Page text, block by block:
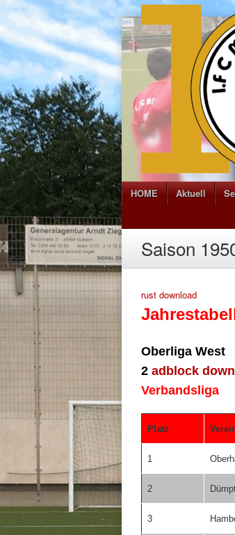
HOME Aktuell
Saison
rust download
Oberliga West
2 adblock
Verbandsliga
Platz
1
2
3